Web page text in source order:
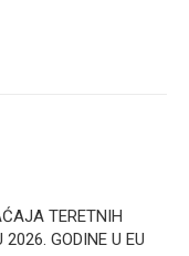
TERETNIH
GODINE U EU